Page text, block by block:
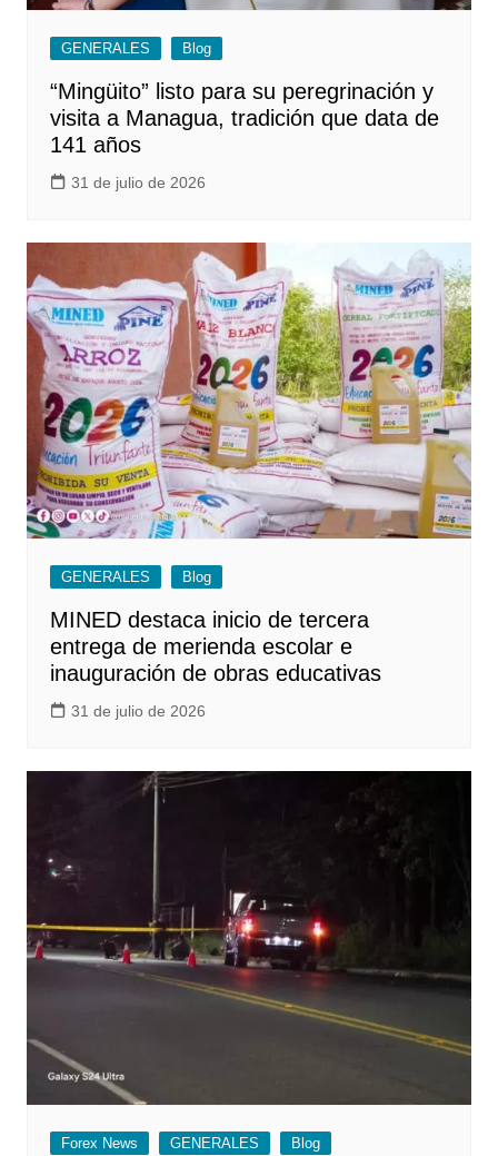
GENERALES Blog
“Mingüito” listo para su peregrinación y
visita a Managua, tradición que data de
141 años
31 de julio de 2026
GENERALES Blog
MINED destaca inicio de tercera
entrega de merienda escolar e
inauguración de obras educativas
31 de julio de 2026
Forex News GENERALES Blog